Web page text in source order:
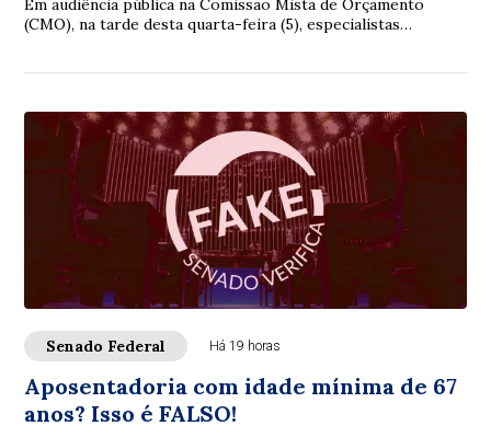
Em audiência pública na Comissão Mista de Orçamento
(CMO), na tarde desta quarta-feira (5), especialistas
Senado Federal Há 19 horas
Aposentadoria com idade mínima de 67
anos? Isso é FALSO!